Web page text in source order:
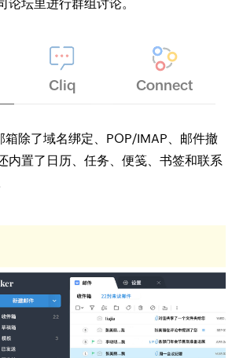
论坛里进行群组讨论。
Cliq Connect
箱除了域名绑定、POP/IMAP、邮件撤
内置了日历、任务、便笺、书签和联系